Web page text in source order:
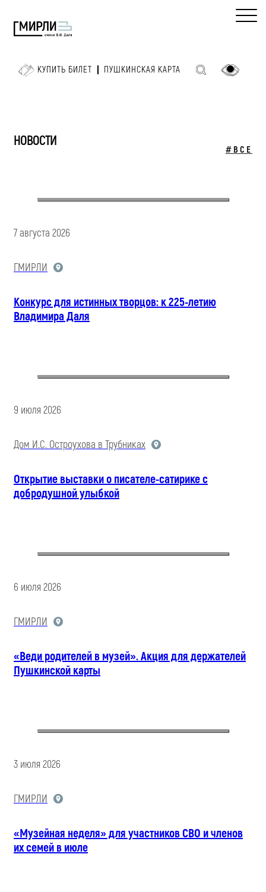
КУПИТЬ БИЛЕТ ПУШКИНСКАЯ КАРТА
НОВОСТИ
#ВСЕ
7 августа 2026
ГМИРЛИ
Конкурс для истинных творцов: к 225-летию
Владимира Даля
9 июля 2026
Дом И.С. Остроухова в Трубниках
Открытие выставки о писателе-сатирике с
добродушной улыбкой
6 июля 2026
ГМИРЛИ
«Веди родителей в музей». Акция для держателей
Пушкинской карты
3 июля 2026
ГМИРЛИ
«Музейная неделя» для участников СВО и членов
их семей в июле